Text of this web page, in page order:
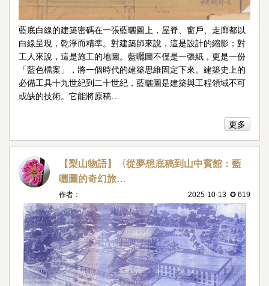
藍底白線的建築密碼在一張藍曬圖上，屋脊、窗戶、走廊都以
白線呈現，乾淨而精準。對建築師來說，這是設計的縮影；對
工人來說，這是施工的地圖。藍曬圖不僅是一張紙，更是一份
「藍色檔案」，將一個時代的建築思維固定下來。建築史上的
必備工具十九世紀到二十世紀，藍曬圖是建築與工程領域不可
或缺的技術。它能將原稿…
更多
【梨山物語】〈從夢想底稿到山中賓館：藍
曬圖的奇幻旅…
2025-10-13 ✪ 619
作者：